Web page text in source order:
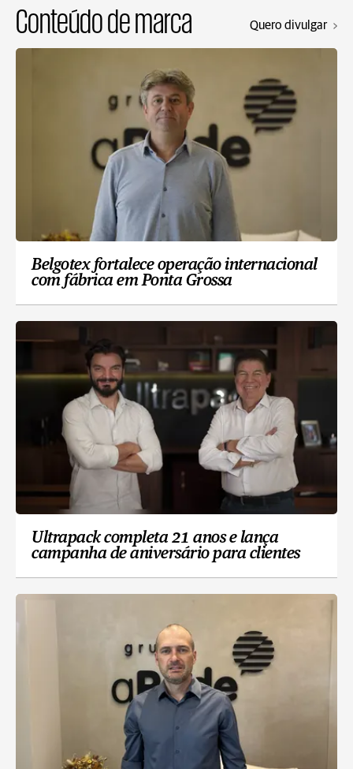
Conteúdo de marca Quero divulgar
Belgotex fortalece operação internacional
com fábrica em Ponta Grossa
Ultrapack completa 21 anos e lança
campanha de aniversário para clientes